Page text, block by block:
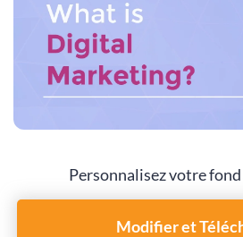
Personnalisez votre
Modifier et